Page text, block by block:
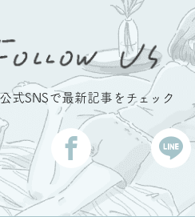
式SNSで最新記事をチェック